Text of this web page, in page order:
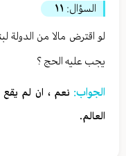
السؤال: ١١
لو اقترض مالا من الدولة
يجب عليه الحج ؟
الجواب: نعم ، ان لم يقع
العالم.